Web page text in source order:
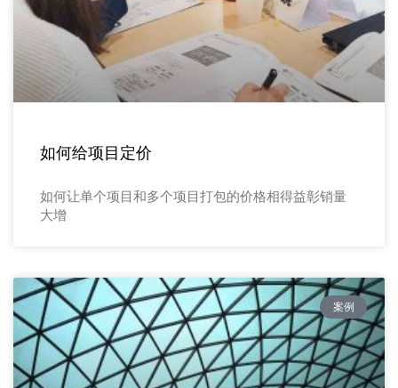
如何给项目定价
如何让单个项目和多个项目打包的价格相得益彰销量
大增
案例